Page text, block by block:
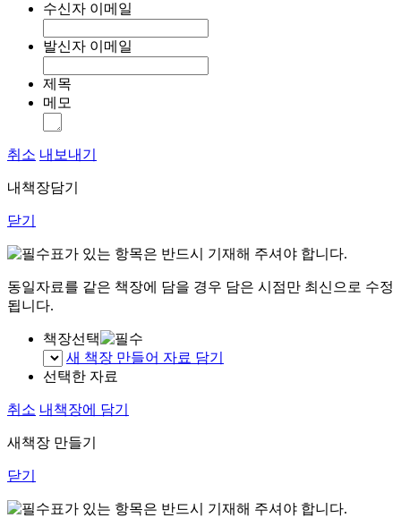
수신자 이메일
발신자 이메일
제목
메모
취소 내보내기
내책장담기
닫기
표가 있는 항목은 반드시 기재해 주셔야 합니다.
동일자료를 같은 책장에 담을 경우 담은 시점만 최신으로 수정
됩니다.
책장선택
새 책장 만들어 자료 담기
선택한 자료
취소 내책장에 담기
새책장 만들기
닫기
표가 있는 항목은 반드시 기재해 주셔야 합니다.